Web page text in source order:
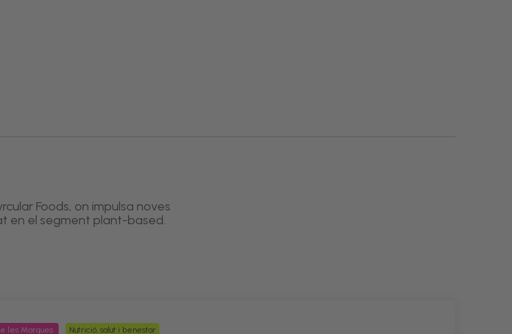
Foods, on impulsa noves
en el segment plant-based.
les Marques Nutrició, salut i benestar